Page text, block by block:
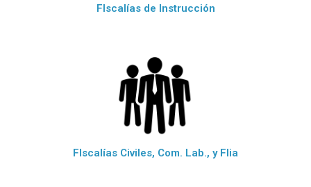
FIscalías de Instrucción
FIscalías Civiles, Com. Lab., y Flia